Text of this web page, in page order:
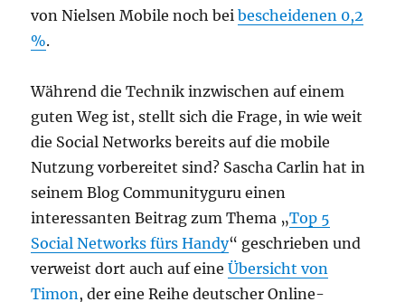
von Nielsen Mobile noch beibescheidenen 0,2
%.
Während die Technik inzwischen auf einem
guten Weg ist, stellt sich die Frage, in wie weit
die Social Networks bereits auf die mobile
Nutzung vorbereitet sind? Sascha Carlin hat in
seinem Blog Communityguru einen
interessanten Beitrag zum Thema „Top 5
Social Networks fürs Handy“ geschrieben und
verweist dort auch auf eineÜbersicht von
Timon, der eine Reihe deutscher Online-